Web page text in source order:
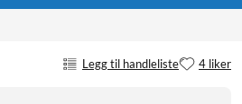
Legg til handleliste 4 liker